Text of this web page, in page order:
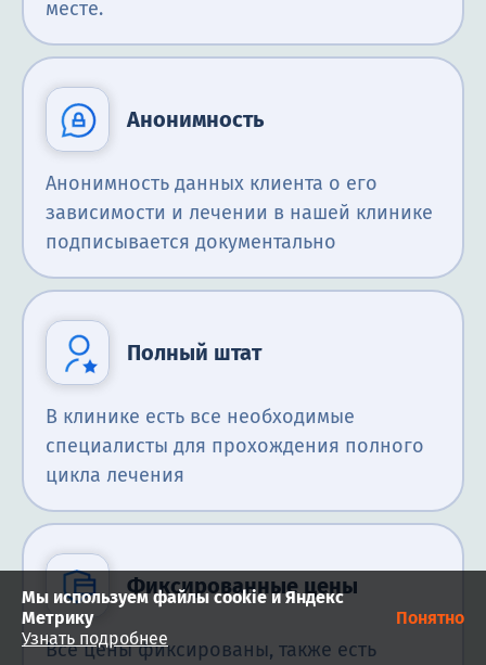
месте.
Анонимность
Анонимность данных клиента о его
зависимости и лечении в нашей клинике
подписывается документально
Полный штат
В клинике есть все необходимые
специалисты для прохождения полного
цикла лечения
Фиксированные цены
Все цены фиксированы, также есть
Мы используем файлы cookie и Яндекс
Метрику
Узнать подробнее
Понятно